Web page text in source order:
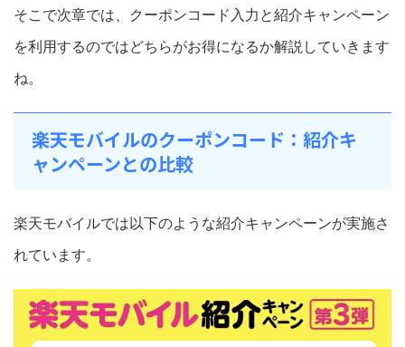
そこで次章では、クーポンコード入力と紹介キャンペーン
を利用するのではどちらがお得になるか解説していきます
ね。
楽天モバイルのクーポンコード：紹介キ
ャンペーンとの比較
楽天モバイルでは以下のような紹介キャンペーンが実施さ
れています。